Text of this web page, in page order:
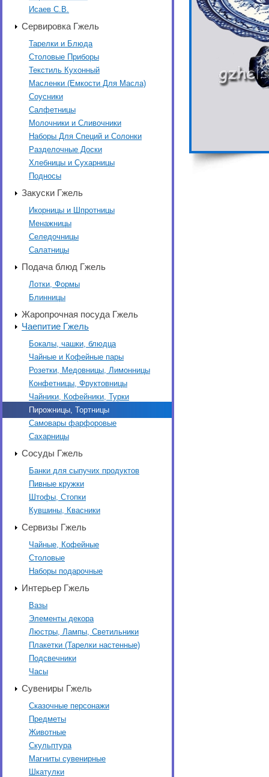
Исаев С.В.
Сервировка Гжель
Тарелки и Блюда
Столовые Приборы
Текстиль Кухонный
Масленки (Емкости Для Масла)
Соусники
Салфетницы
Молочники и Сливочники
Наборы Для Специй и Солонки
Разделочные Доски
Хлебницы и Сухарницы
Подносы
Закуски Гжель
Икорницы и Шпротницы
Менажницы
Селедочницы
Салатницы
Подача блюд Гжель
Лотки, Формы
Блинницы
Жаропрочная посуда Гжель
Чаепитие Гжель
Бокалы, чашки, блюдца
Чайные и Кофейные пары
Розетки, Медовницы, Лимонницы
Конфетницы, Фруктовницы
Чайники, Кофейники, Турки
Пирожницы, Тортницы
Самовары фарфоровые
Сахарницы
Сосуды Гжель
Банки для сыпучих продуктов
Пивные кружки
Штофы, Стопки
Кувшины, Квасники
Сервизы Гжель
Чайные, Кофейные
Столовые
Наборы подарочные
Интерьер Гжель
Вазы
Элементы декора
Люстры, Лампы, Светильники
Плакетки (Тарелки настенные)
Подсвечники
Часы
Сувениры Гжель
Сказочные персонажи
Предметы
Животные
Скульптура
Магниты сувенирные
Шкатулки